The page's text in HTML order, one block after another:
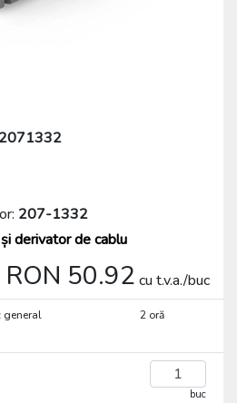
207-1332
derivator de cablu
RON 50.92 cu t.v.a./buc
general
2 oră
buc